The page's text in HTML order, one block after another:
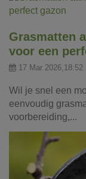
Grasmatten
voor een
17 Mar 2026,18:52
Wil je snel een
eenvoudig
voorbereiding,...